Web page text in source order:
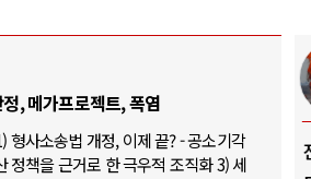
, 메가프로젝트, 폭염
형사소송법 개정, 이제 끝? - 공소기각
정책을 근거로 한 극우적 조직화 3) 세
저가 공세로 글로벌 토큰 시..